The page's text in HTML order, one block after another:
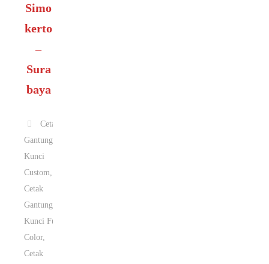
Simo
kerto
–
Sura
baya
Cetak
Gantungan
Kunci
Custom
Cetak
Gantungan
Kunci Full
Color,
Cetak